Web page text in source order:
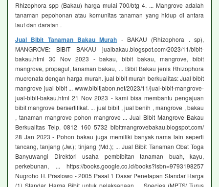
Rhizophora spp (Bakau) harga mulai 700/btg 4. ... Mangrove adalah
tanaman pepohonan atau komunitas tanaman yang hidup di antara
laut dan daratan .
Jual Bibit Tanaman Bakau Murah - BAKAU (Rhizophora . sp),
MANGROVE: BIBIT BAKAU jualbakau.blogspot.com/2023/11/bibit-
bakau.html 30 Nov 2023 - bakau, bibit bakau, mangrove, bibit
mangrove, propagul, tanaman bakau, ... Bibit Bakau jenis Rhizophora
mucronata dengan harga murah. jual bibit murah berkualitas: Jual bibit
mangrove jual bibit ... www.bibitjabon.net/2023/11/jual-bibit-mangrove-
jual-bibit-bakau.html 21 Nov 2023 - kami bisa membantu pengajuan
bibit mangrove bersertifikat. ... jual bibit , jual benih , mangrove , bakau
, tanaman mangrove pohon mangrove ... Jual Bibit Mangrove Bakau
Berkualitas Telp. 0812 160 5732 bibitmangrovebakau.blogspot.com/
28 Jan 2023 - Pohon bakau juga memiliki banyak nama lain seperti
tancang, tanjang (Jw.); tinjang (Md.); ... Jual Bibit Tanaman Obat Toga
Banyuwangi Direktori usaha pembibitan tanaman buah, kayu,
perkebunan, ... https://books.google.co.id/books?isbn=9793198257
Nugroho H. Prastowo - 2005 Pasal 1 Dasar Penetapan Standar Harga
(1) Standar Harga Bibit untuk pelaksanaan ... Species (MPTS),Turus